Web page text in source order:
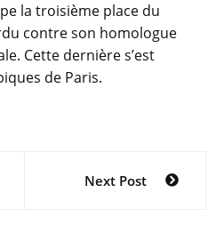
la troisième place du
contre son homologue
Cette dernière s’est
de Paris.
Next Post